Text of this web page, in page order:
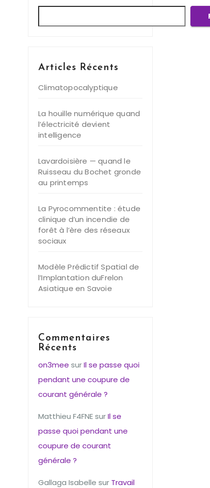
Articles Récents
Climatopocalyptique
La houille numérique quand
l’électricité devient
intelligence
Lavardoisière — quand le
Ruisseau du Bochet gronde
au printemps
La Pyrocommentite : étude
clinique d’un incendie de
forêt à l’ère des réseaux
sociaux
Modèle Prédictif Spatial de
l’Implantation duFrelon
Asiatique en Savoie
Commentaires
Récents
on3mee surIl se passe quoi
pendant une coupure de
courant générale ?
Matthieu F4FNEsurIl se
passe quoi pendant une
coupure de courant
générale ?
Gallaga Isabelle sur Travail